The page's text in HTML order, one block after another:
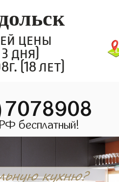
цены
дня)
(18 лет)
бесплатный!